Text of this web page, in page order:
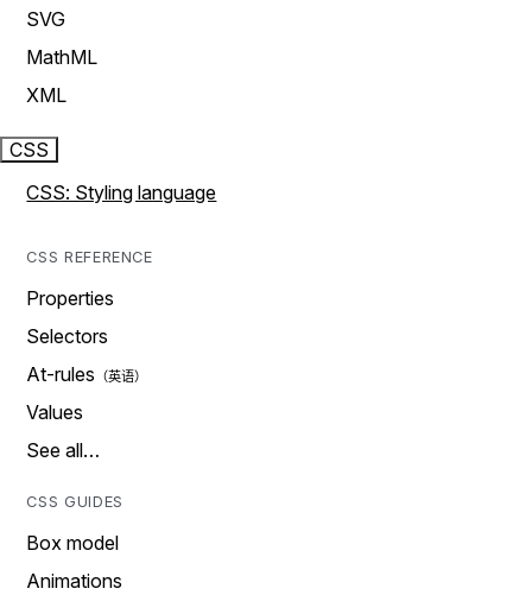
SVG
MathML
XML
CSS
CSS: Styling language
CSS REFERENCE
Properties
Selectors
At-rules
Values
See all…
CSS GUIDES
Box model
Animations